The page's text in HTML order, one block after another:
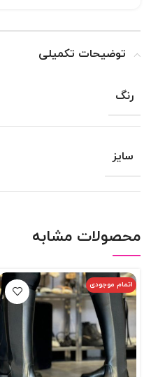
توضیحات تکمیلی
رنگ
سایز
محصولات مشابه
اتمام موجودی